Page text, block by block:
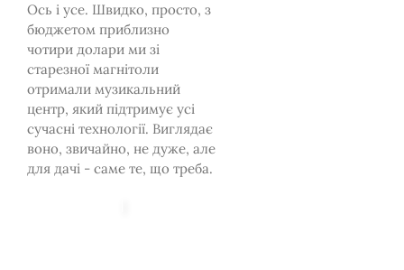
Ось і усе. Швидко, просто, з
бюджетом приблизно
чотири долари ми зі
старезної магнітоли
отримали музикальний
центр, який підтримує усі
сучасні технології. Виглядає
воно, звичайно, не дуже, але
для дачі - саме те, що треба.